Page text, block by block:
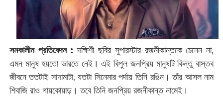
সমকালীন প্রতিবেদন : দক্ষিণী ছবির সুপারস্টার রজনীকান্তকে চেনেন না,
এমন মানুষ হয়তো ভারতে নেই। এই বিপুল জনপ্রিয় মানুষটি কিন্তু বাস্তব
জীবনে ততটাই সাদামাটা, যতটা সিনেমার পর্দায় তিনি রঙিন। তাঁর আসল নাম
শিবাজি রাও গায়কোয়াড়। তবে তিনি জনপ্রিয় রজনীকান্ত নামেই।